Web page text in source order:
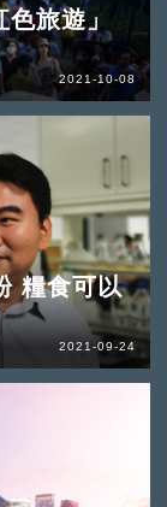
旅遊」
2021-10-08
糧食可以
2021-09-24